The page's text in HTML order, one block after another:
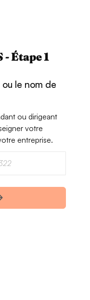
Étape 1
ou le nom de
ou dirigeant
votre
entreprise.